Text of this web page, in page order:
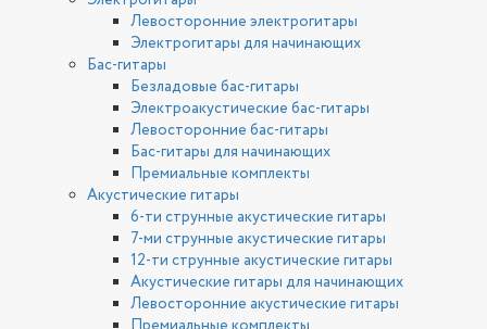
Левосторонние электрогитары
Электрогитары для начинающих
Бас-гитары
Безладовые бас-гитары
Электроакустические бас-гитары
Левосторонние бас-гитары
Бас-гитары для начинающих
Премиальные комплекты
Акустические гитары
6-ти струнные акустические гитары
7-ми струнные акустические гитары
12-ти струнные акустические гитары
Акустические гитары для начинающих
Левосторонние акустические гитары